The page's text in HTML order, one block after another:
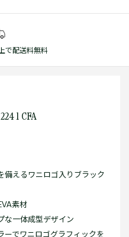
で配送料無料
1 CFA
備えるワニロゴ入りブラック
素材
な一体成型デザイン
ーでワニロゴグラフィックを